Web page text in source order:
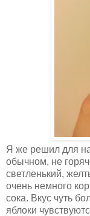
Я же решил для
обычном, не
светленький,
очень немного
сока. Вкус чуть
яблоки